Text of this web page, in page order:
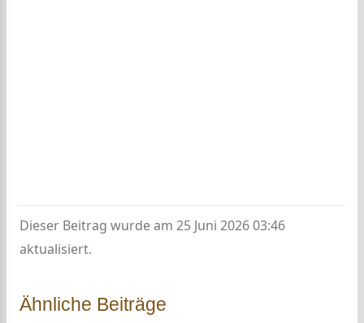
Dieser Beitrag wurde am 25 Juni 2026 03:46
aktualisiert.
Ähnliche Beiträge